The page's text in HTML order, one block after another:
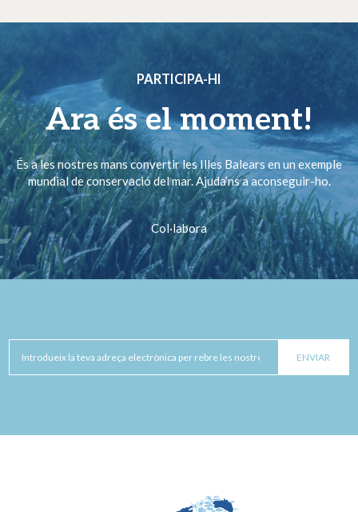
PARTICIPA-HI
Ara és el moment!
És a les nostres mans convertir les Illes Balears en un exemple
mundial de conservació del mar. Ajuda’ns a aconseguir-ho.
Col·labora